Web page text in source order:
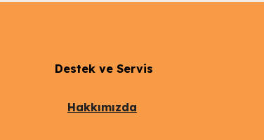
Destek ve Servis
Hakkımızda